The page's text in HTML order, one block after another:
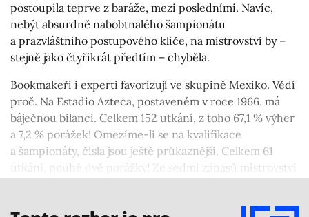
postoupila teprve z baráže, mezi posledními. Navíc,
nebýt absurdně nabobtnalého šampionátu
a prazvláštního postupového klíče, na mistrovství by –
stejně jako čtyřikrát předtím – chyběla.
Bookmakeři i experti favorizují ve skupině Mexiko. Vědí
proč. Na Estadio Azteca, postaveném v roce 1966, má
báječnou bilanci. Celkem 152 utkání, z toho 67,1 % výher
a 7,2 % porážek! Omezíme-li se na kvalifikace
a šampionáty, čísla jsou ještě průkaznější. Celkem 61
utkání, pouhé dvě porážky! Ze sedmi zápasů mistrovství